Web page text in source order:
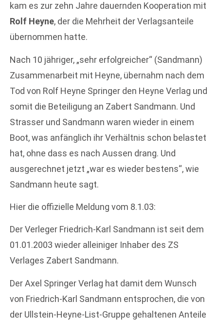
kam es zur zehn Jahre dauernden Kooperation mit
Rolf Heyne, der die Mehrheit der Verlagsanteile
übernommen hatte.
Nach 10 jähriger, „sehr erfolgreicher“ (Sandmann)
Zusammenarbeit mit Heyne, übernahm nach dem
Tod von Rolf Heyne Springer den Heyne Verlag und
somit die Beteiligung an Zabert Sandmann. Und
Strasser und Sandmann waren wieder in einem
Boot, was anfänglich ihr Verhältnis schon belastet
hat, ohne dass es nach Aussen drang. Und
ausgerechnet jetzt „war es wieder bestens“, wie
Sandmann heute sagt.
Hier die offizielle Meldung vom 8.1.03:
Der Verleger Friedrich-Karl Sandmann ist seit dem
01.01.2003 wieder alleiniger Inhaber des ZS
Verlages Zabert Sandmann.
Der Axel Springer Verlag hat damit dem Wunsch
von Friedrich-Karl Sandmann entsprochen, die von
der Ullstein-Heyne-List-Gruppe gehaltenen Anteile